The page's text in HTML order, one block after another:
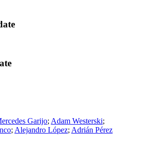
Garijo; Adam Westerski;
; Alejandro López; Adrián Pérez